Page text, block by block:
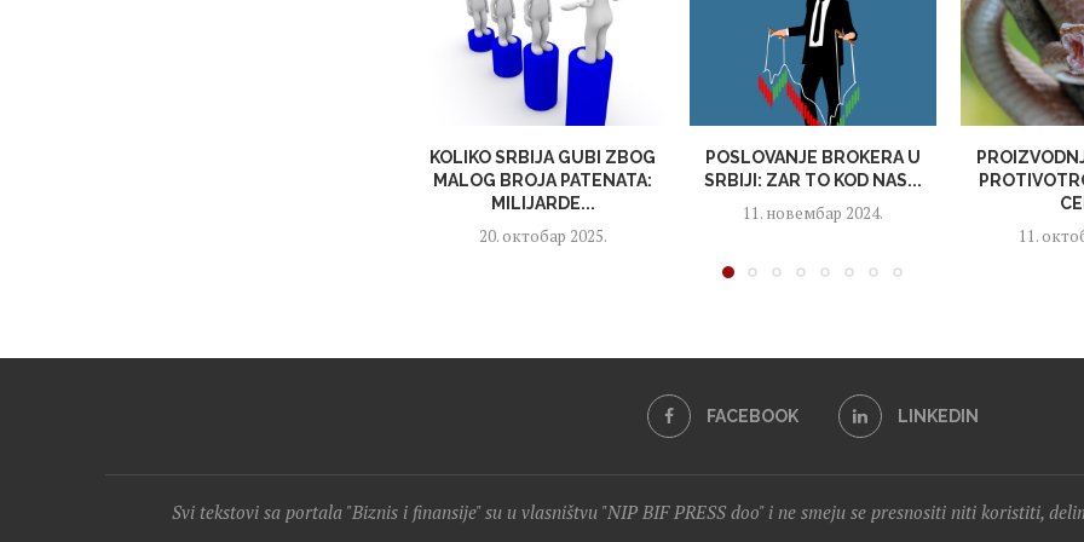
KOLIKO SRBIJA GUBI ZBOG
MALOG BROJA PATENATA:
MILIJARDE...
20. октобар 2025.
POSLOVANJE BROKERA U
SRBIJI: ZAR TO KOD NAS...
11. новембар 2024.
11.
FACEBOOK LINKEDIN
Svi tekstovi sa portala "Biznis i finansije" su u vlasništvu "NIP BIF PRESS doo" i ne smeju se presnositi niti koristiti,